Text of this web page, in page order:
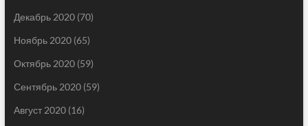
Декабрь 2020(70)
Ноябрь 2020(65)
Октябрь 2020(59)
Сентябрь 2020(59)
Август 2020(16)